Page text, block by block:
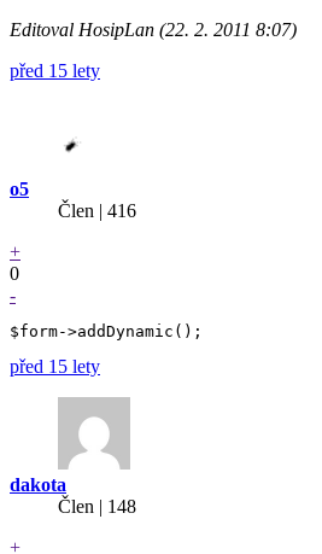
Editoval HosipLan (22. 2. 2011 8:07)
před 15 lety
o5
Člen | 416
+
0
-
před 15 lety
dakota
Člen | 148
+